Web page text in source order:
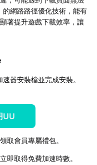
的網路路徑優化技術，能有
著提升遊戲下載效率，讓
器安裝檔並完成安裝。
UU
取會員專屬禮包。
即取得免費加速時數。